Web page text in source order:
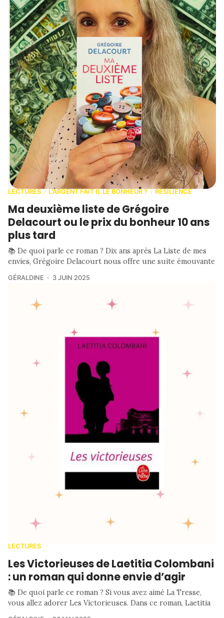
LECTURES / L'ARGENT FAIT IL LE BONHEUR ? / RESILIENCE
Ma deuxième liste de Grégoire
Delacourt ou le prix du bonheur 10 ans
plus tard
📚 De quoi parle ce roman ? Dix ans après La Liste de mes
envies, Grégoire Delacourt nous offre une suite émouvante
GÉRALDINE 3 JUIN 2025
LECTURES
Les Victorieuses de Laetitia Colombani
: un roman qui donne envie d’agir
📚 De quoi parle ce roman ? Si vous avez aimé La Tresse,
vous allez adorer Les Victorieuses. Dans ce roman, Laetitia